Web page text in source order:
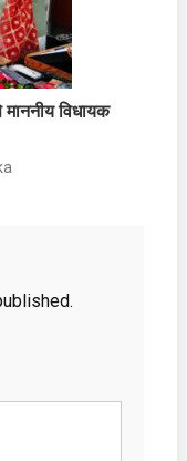
माननीय विधायक